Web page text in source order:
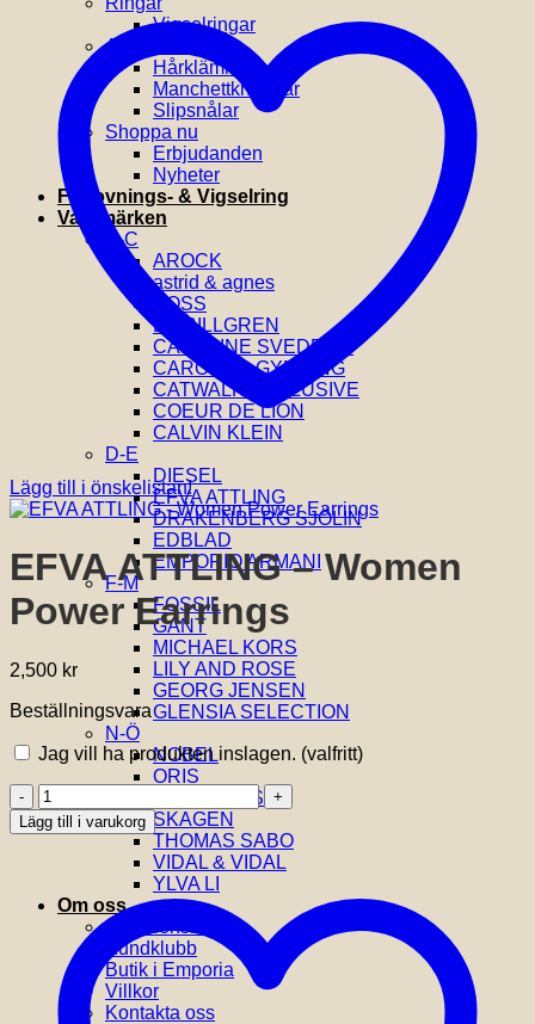
Vigselringar
Accessoarer
Hårklämmor
Manchettknappar
Slipsnålar
Shoppa nu
Erbjudanden
Nyheter
Förlovnings- & Vigselring
Varumärken
A-C
AROCK
astrid & agnes
BOSS
BY BILLGREN
CAROLINE SVEDBOM
CAROLINA GYNNING
CATWALK EXCLUSIVE
COEUR DE LION
CALVIN KLEIN
D-E
DIESEL
EFVA ATTLING
DRAKENBERG SJÖLIN
EDBLAD
EMPORIO ARMANI
F-M
FOSSIL
GANT
MICHAEL KORS
LILY AND ROSE
GEORG JENSEN
GLENSIA SELECTION
N-Ö
NOBEL
ORIS
SIF JAKOBS
SKAGEN
THOMAS SABO
VIDAL & VIDAL
YLVA LI
Om oss
Om Glensia
Kundklubb
Butik i Emporia
Villkor
Kontakta oss
Lägg till i önskelistan!
EFVA ATTLING – Women
Power Earrings
2,500 kr
Beställningsvara
Jag vill ha produkten inslagen. (valfritt)
EFVA
ATTLING
-
Earrings
mängd
Lägg till i varukorg